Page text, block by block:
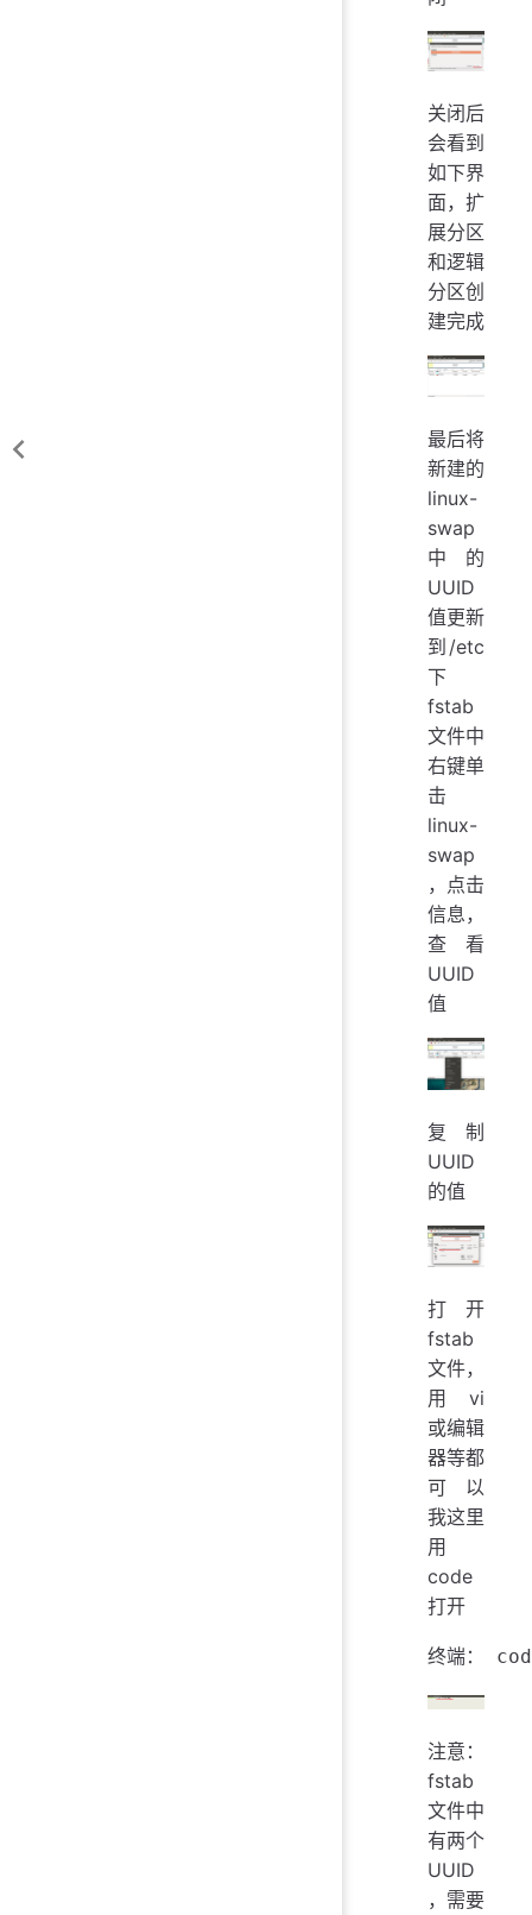
关闭后
会看到
如下界
面，扩
展分区
和逻辑
分区创
建完成
最后将
新建的
linux-
swap
中的
UUID
值更新
到/etc
下
fstab
文件中
右键单
击
linux-
swap
，点击
信息，
查看
UUID
值
复制
UUID
的值
打开
fstab
文件，
用 vi
或编辑
器等都
可以
我这里
用
code
打开
注意：
fstab
文件中
有两个
UUID
，需要